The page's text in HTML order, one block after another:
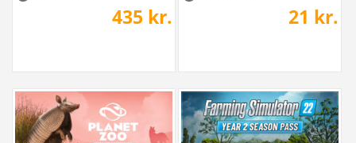
435 kr. 21 kr.